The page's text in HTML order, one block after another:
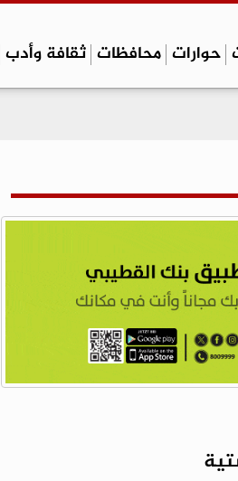
حوارات محافظات ثقافة وأدب